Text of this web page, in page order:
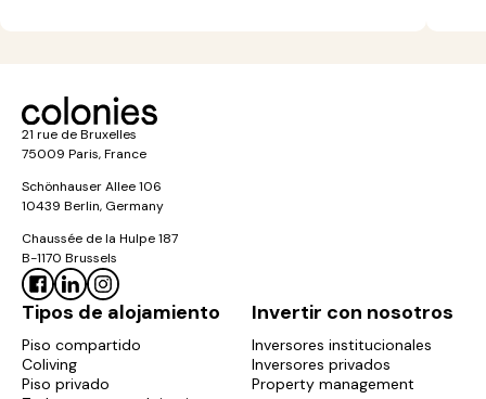
21 rue de Bruxelles
75009 Paris, France
Schönhauser Allee 106
10439 Berlin, Germany
Chaussée de la Hulpe 187
B-1170 Brussels
Tipos de alojamiento
Piso compartido
Coliving
Piso privado
Invertir con nosotros
Inversores institucionales
Inversores privados
Property management